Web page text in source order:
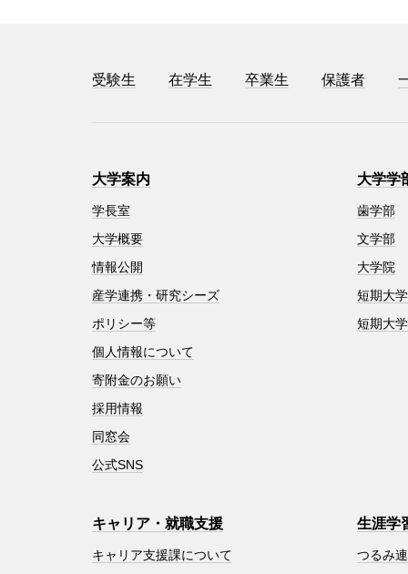
受験生 在学生 卒業生 保護者
大学案内
学長室
大学概要
情報公開
産学連携・研究シーズ
ポリシー等
個人情報について
寄附金のお願い
採用情報
同窓会
公式SNS
大学学
歯学部
文学部
大学院
短期大
短期大
キャリア・就職支援
キャリア支援課について
生涯学
つるみ